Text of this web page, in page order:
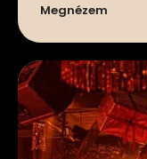
Megnézem